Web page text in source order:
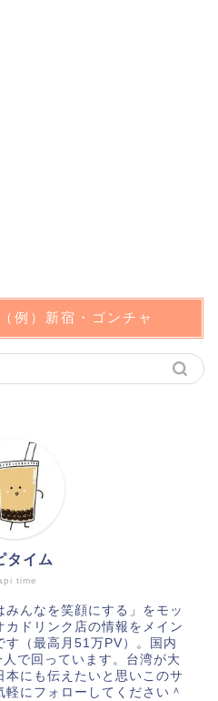
例）新宿・ゴンチャ
time
タイム
みんなを笑顔にする」をモッ
カドリンク店の情報をメイン
す（最高月51万PV）。国内
で回っています。台湾が大
本にも伝えたいと思いこのサ
にフォローしてください＾